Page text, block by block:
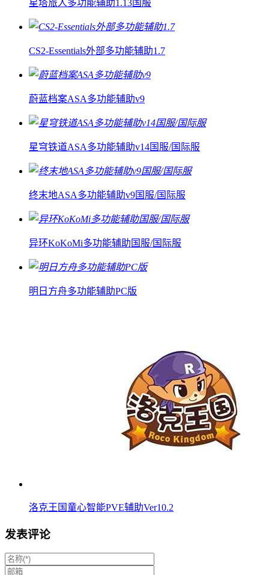
星塔旅人多功能辅助1.13国服
CS2-Essentials外部多功能辅助1.7
蔚蓝档案ASA多功能辅助v9
星穹铁道ASA多功能辅助v14国服/国际服
终末地ASA多功能辅助v9国服/国际服
异环KoKoMi多功能辅助国服/国际服
明日方舟多功能辅助PC版
洛克王国童心智能PVE辅助Ver10.2
发表评论